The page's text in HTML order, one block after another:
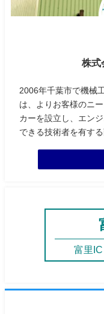
株式
2006年千葉市で機械
は、よりお客様のニ
カーを設立し、エン
できる技術者を有す
富里